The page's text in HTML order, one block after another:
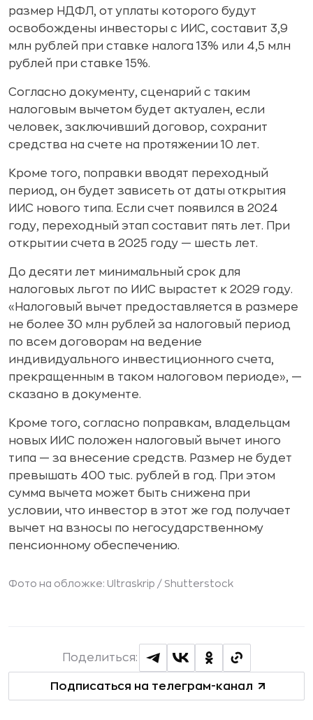
размер НДФЛ, от уплаты которого будут
освобождены инвесторы с ИИС, составит 3,9
млн рублей при ставке налога 13% или 4,5 млн
рублей при ставке 15%.
Согласно документу, сценарий с таким
налоговым вычетом будет актуален, если
человек, заключивший договор, сохранит
средства на счете на протяжении 10 лет.
Кроме того, поправки вводят переходный
период, он будет зависеть от даты открытия
ИИС нового типа. Если счет появился в 2024
году, переходный этап составит пять лет. При
открытии счета в 2025 году — шесть лет.
До десяти лет минимальный срок для
налоговых льгот по ИИС вырастет к 2029 году.
«Налоговый вычет предоставляется в размере
не более 30 млн рублей за налоговый период
по всем договорам на ведение
индивидуального инвестиционного счета,
прекращенным в таком налоговом периоде», —
сказано в документе.
Кроме того, согласно поправкам, владельцам
новых ИИС положен налоговый вычет иного
типа — за внесение средств. Размер не будет
превышать 400 тыс. рублей в год. При этом
сумма вычета может быть снижена при
условии, что инвестор в этот же год получает
вычет на взносы по негосударственному
пенсионному обеспечению.
Фото на обложке: Ultraskrip / Shutterstock
Подписаться на телеграм-канал
Поделиться: